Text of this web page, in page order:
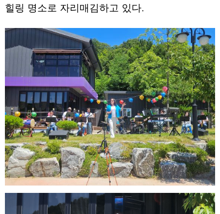
힐링 명소로 자리매김하고 있다.